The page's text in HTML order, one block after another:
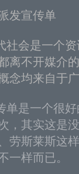
发宣传单
社会是一个资
离不开媒介
念均来自于
单是一个很
，其实这是
劳斯莱斯这
一样而已。